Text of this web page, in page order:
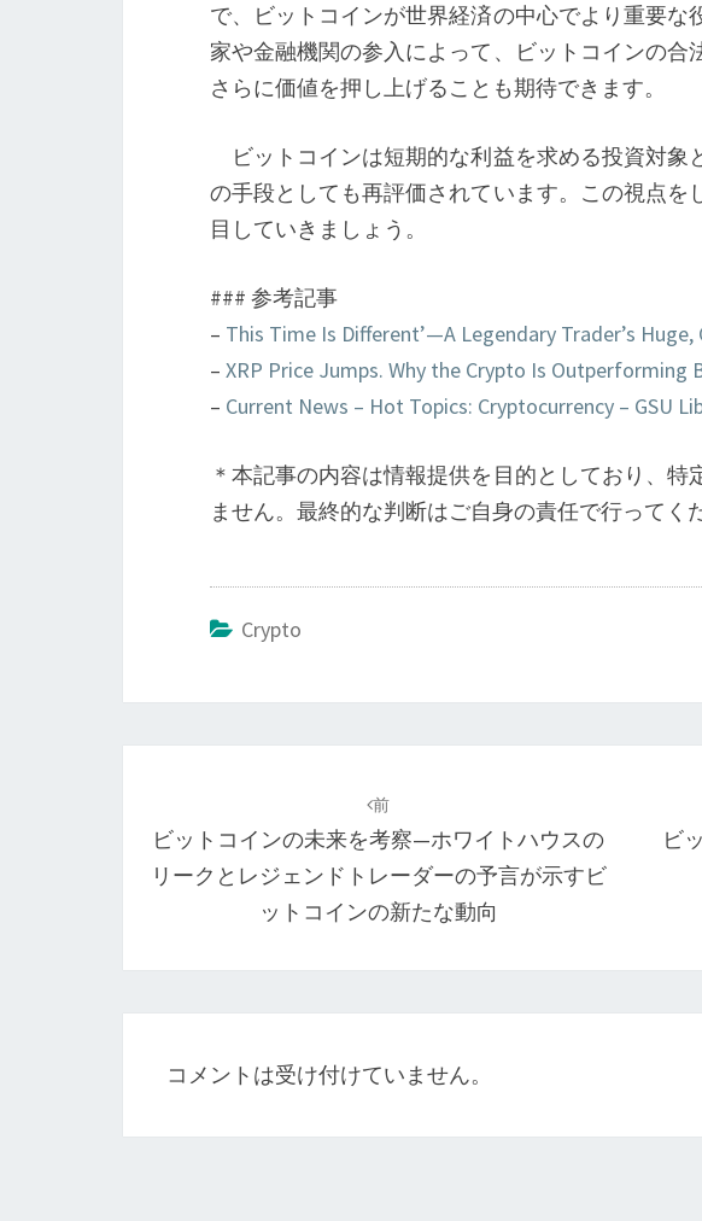
ル
で、ビットコインが世界経済の中心でより重要
家や金融機関の参入によって、ビットコインの
さらに価値を押し上げることも期待できます。
ビットコインは短期的な利益を求める投資対象
の手段としても再評価されています。この視点を
目していきましょう。
### 参考記事
– This Time Is Different’—A Legendary Trader’s
– XRP Price Jumps. Why the Crypto Is Outperforming
– Current News – Hot Topics: Cryptocurrency – GSU
＊本記事の内容は情報提供を目的としており、
ません。最終的な判断はご自身の責任で行ってく
Crypto
ナ
ー
シ
前
ビットコインの未来を考察—ホワイトハウスの
リークとレジェンドトレーダーの予言が示すビ
ットコインの新たな動向
ビ
コメントは受け付けていません。